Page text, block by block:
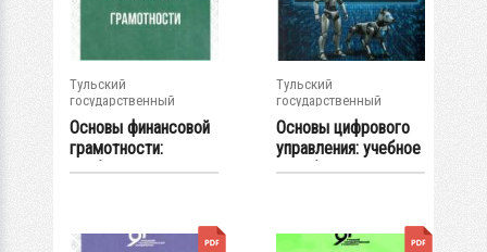
Тульский
государственный
университет
Основы финансовой
грамотности:
учебно-...
Тульский
государственный
университет
Основы цифрового
управления: учебное
пособие